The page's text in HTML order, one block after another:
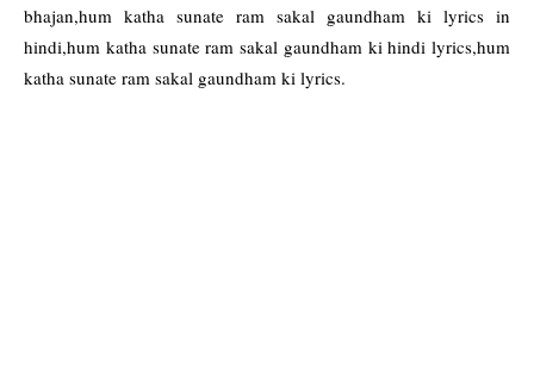
bhajan,hum katha sunate ram sakal gaundham ki lyrics in
hindi,hum katha sunate ram sakal gaundham ki hindi lyrics,hum
katha sunate ram sakal gaundham ki lyrics.